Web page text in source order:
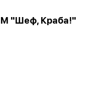
"Шеф, Краба!"